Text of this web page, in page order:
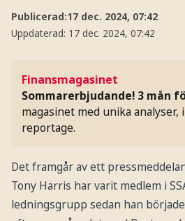
Publicerad:17 dec. 2024, 07:42
Uppdaterad: 17 dec. 2024, 07:42
Finansmagasinet
Sommarerbjudande! 3 mån
magasinet med unika
reportage.
Det framgår av ett
Tony Harris har varit medlem i
ledningsgrupp sedan han